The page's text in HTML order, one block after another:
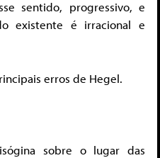
sentido, progressivo, e
existente é irracional e
erros de Hegel.
sobre o lugar das